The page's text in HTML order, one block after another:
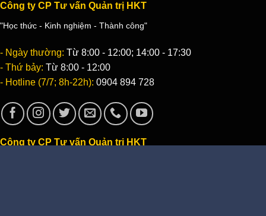
Công ty CP Tư vấn Quản trị HKT
"Học thức - Kinh nghiệm - Thành công"
- Ngày thường: Từ 8:00 - 12:00; 14:00 - 17:30
- Thứ bảy: Từ 8:00 - 12:00
- Hotline (7/7; 8h-22h): 0904 894 728
Công ty CP Tư vấn Quản trị HKT